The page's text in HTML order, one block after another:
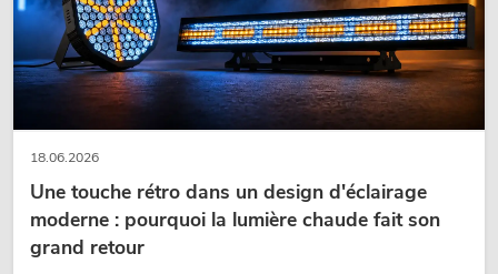
18.06.2026
Une touche rétro dans un design d'éclairage
moderne : pourquoi la lumière chaude fait son
grand retour